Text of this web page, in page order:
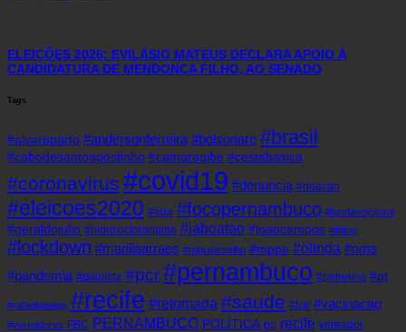
ELEIÇÕES 2026: EVILÁSIO MATEUS DECLARA APOIO À
CANDIDATURA DE MENDONÇA FILHO, AO SENADO
Tags
#alvaroporto #andersonferreira #bolsonaro #brasil
#cabodesantoagostinho #camaragibe #cestabasica
#coronavirus #covid19 #denuncia #doacao
#eleicoes2020 #eua #focopernambuco #fundaoeleitoral
#geraldojulio #hidroxicloroquina #jaboatao #joaocampos #leitos
#lockdown #mariliaarraes #miguelcoelho #mppe #olinda #oms
#pandemia #paulista #pcr#pernambuco #petrolina #pt
#rafaeldantas #recife #retomada #saude #tce #vacinacao
#vereadores FBC PERNAMBUCO POLÍTICA pp recife vereador